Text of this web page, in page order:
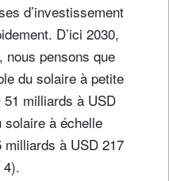
d’investissement
D’ici 2030,
nous pensons que
du solaire à petite
milliards à USD
à échelle
à USD 217